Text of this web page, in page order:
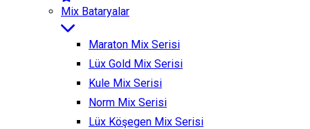
Mix Bataryalar
Maraton Mix Serisi
Lüx Gold Mix Serisi
Kule Mix Serisi
Norm Mix Serisi
Lüx Köşegen Mix Serisi